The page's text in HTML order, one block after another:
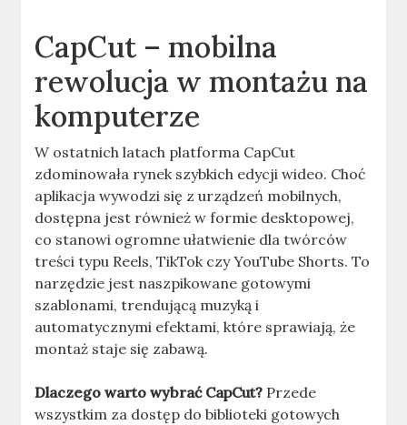
CapCut – mobilna
rewolucja w montażu na
komputerze
W ostatnich latach platforma CapCut
zdominowała rynek szybkich edycji wideo. Choć
aplikacja wywodzi się z urządzeń mobilnych,
dostępna jest również w formie desktopowej,
co stanowi ogromne ułatwienie dla twórców
treści typu Reels, TikTok czy YouTube Shorts. To
narzędzie jest naszpikowane gotowymi
szablonami, trendującą muzyką i
automatycznymi efektami, które sprawiają, że
montaż staje się zabawą.
Dlaczego warto wybrać CapCut? Przede
wszystkim za dostęp do biblioteki gotowych